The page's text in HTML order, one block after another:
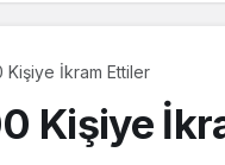
İkram Ettiler
Kişiye